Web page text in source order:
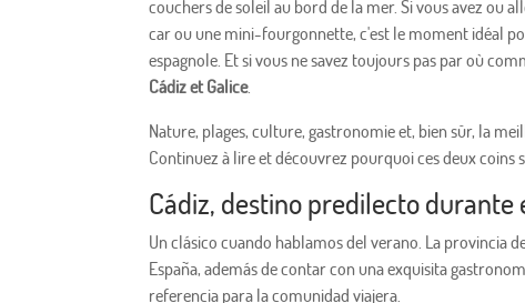
couchers de soleil au bord de la mer. Si vous avez ou
car ou une mini-fourgonnette, c'est le moment idéal
espagnole. Et si vous ne savez toujours pas par où
Cádiz et Galice.
Nature, plages, culture, gastronomie et, bien sûr, la
Continuez à lire et découvrez pourquoi ces deux
Cádiz, destino predilecto durante
Un clásico cuando hablamos del verano. La provincia
España, además de contar con una exquisita
referencia para la comunidad viajera.